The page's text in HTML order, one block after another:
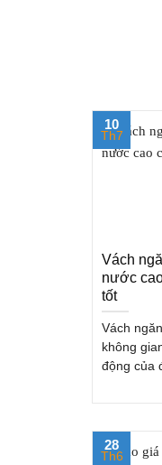
Vách
nước
tốt
Vách
không
động của
10
Th7
28
Th6